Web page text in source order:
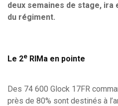
deux semaines de stage,
du régiment.
Le 2e RIMa en pointe
Des 74 600 Glock 17FR
près de 80% sont destinés à